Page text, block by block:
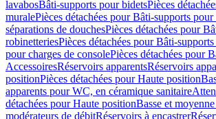
lavabosBâti-supports pour bidetsPièces
muralePièces détachées pour Bâti-supports
séparations de douchesPièces détachées pour
robinetteriesPièces détachées pour Bâti-
pour charges de consolePièces détachées pour
AccessoiresRéservoirs apparentsRéservoirs
positionPièces détachées pour Haute position
apparents pour WC, en céramique sanitaire
détachées pour Haute positionBasse et
modérateurs de débitRéservoirs à encastrer